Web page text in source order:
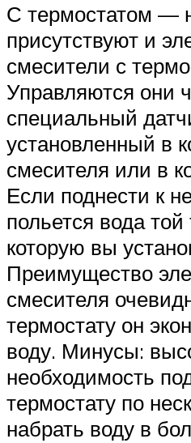
С термостатом —
присутствуют и
смесители с
Управляются они
специальный
установленный в
смесителя или в
Если поднести к
польется вода
которую вы
Преимущество
смесителя
термостату он
воду. Минусы:
необходимость
термостату по
набрать воду в